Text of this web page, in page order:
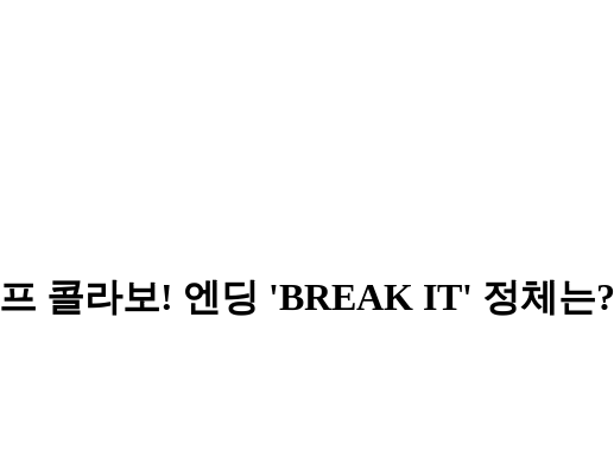
콜라보! 엔딩 'BREAK IT' 정체는?